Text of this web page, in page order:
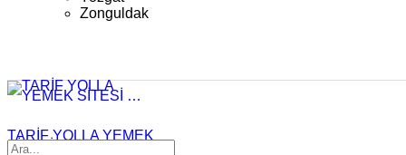
Zonguldak
TARİF YOLLA YEMEK
SİTESİ …